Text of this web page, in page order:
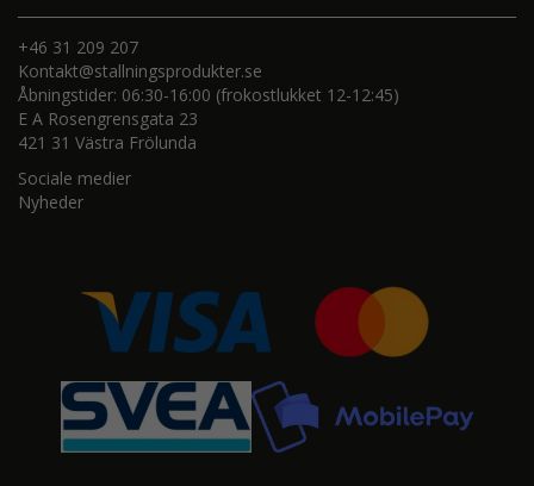
+46 31 209 207
Kontakt@stallningsprodukter.se
Åbningstider: 06:30-16:00 (frokostlukket 12-12:45)
E A Rosengrensgata 23
421 31 Västra Frölunda
Sociale medier
Nyheder